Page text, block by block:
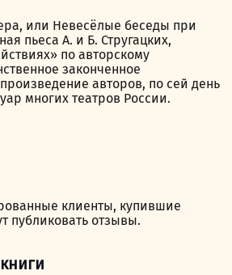
или Невесёлые беседы при
пьеса А. и Б. Стругацких,
по авторскому
законченное
авторов, по сей день
многих театров России.
клиенты, купившие
публиковать отзывы.